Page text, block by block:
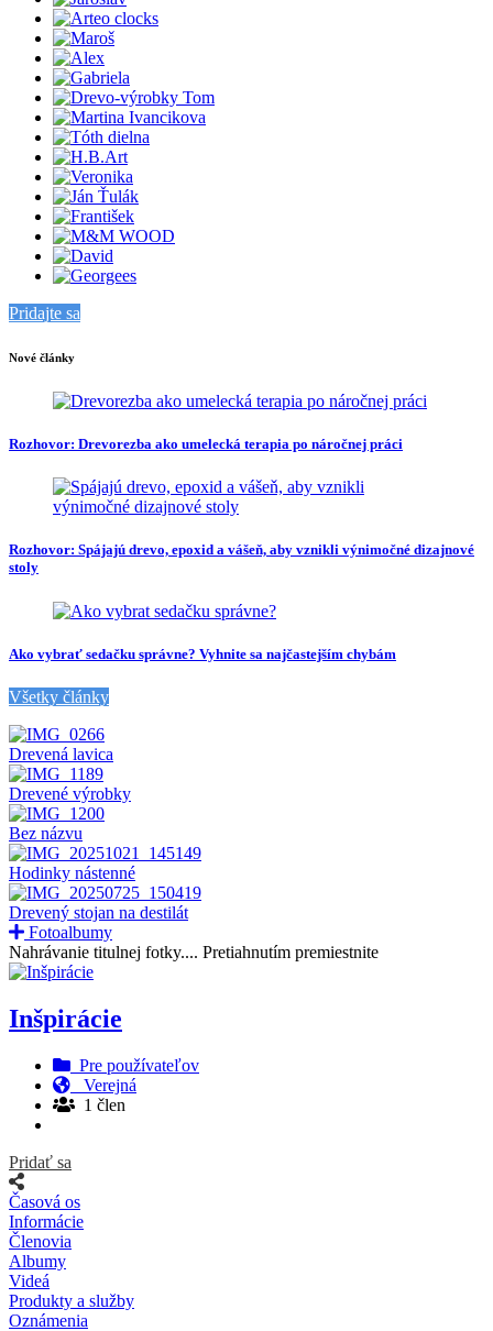
Pridajte sa
Nové články
Rozhovor: Drevorezba ako umelecká terapia po náročnej práci
Rozhovor: Spájajú drevo, epoxid a vášeň, aby vznikli výnimočné dizajnové
stoly
Ako vybrať sedačku správne? Vyhnite sa najčastejším chybám
Všetky články
Drevená lavica
Drevené výrobky
Bez názvu
Hodinky nástenné
Drevený stojan na destilát
Fotoalbumy
Nahrávanie titulnej fotky.... Pretiahnutím premiestnite
Inšpirácie
Pre používateľov
Verejná
1 člen
Pridať sa
Časová os
Informácie
Členovia
Albumy
Videá
Produkty a služby
Oznámenia